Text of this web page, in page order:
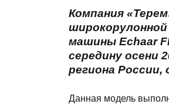
Компания
машины Echaar
середину осени
региона России,
Данная модель